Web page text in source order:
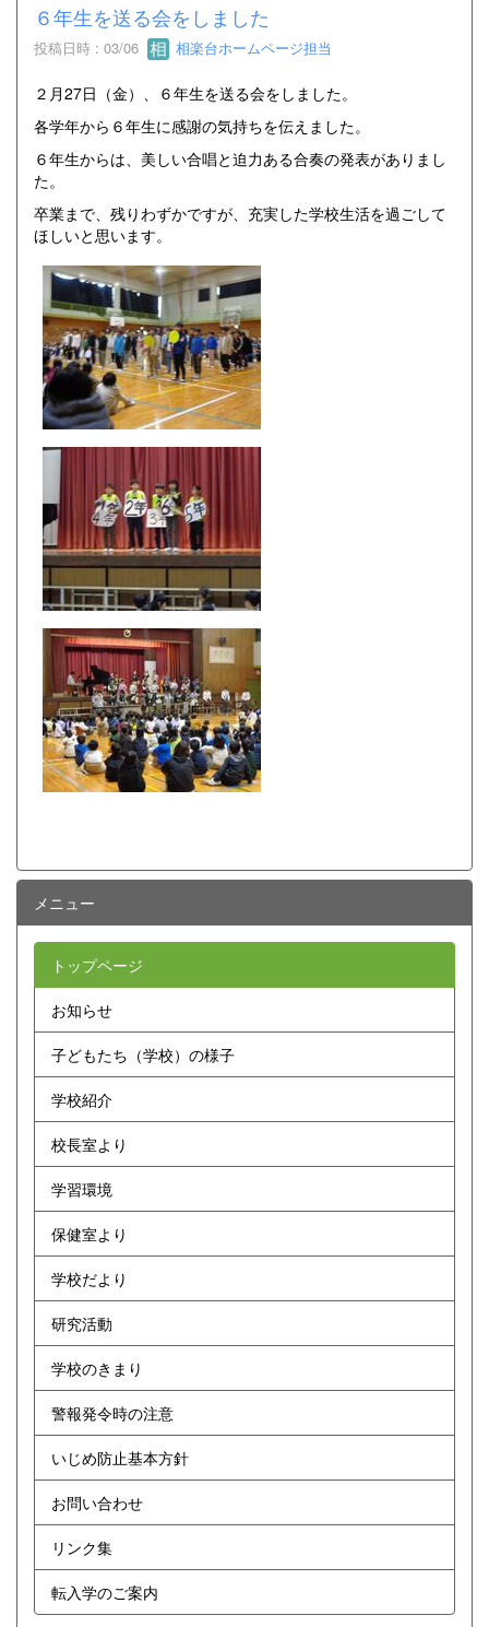
６年生を送る会をしました
投稿日時 : 03/06 相楽台ホームページ担当
２月27日（金）、６年生を送る会をしました。
各学年から６年生に感謝の気持ちを伝えました。
６年生からは、美しい合唱と迫力ある合奏の発表がありまし
た。
卒業まで、残りわずかですが、充実した学校生活を過ごして
ほしいと思います。
メニュー
トップページ
お知らせ
子どもたち（学校）の様子
学校紹介
校長室より
学習環境
保健室より
学校だより
研究活動
学校のきまり
警報発令時の注意
いじめ防止基本方針
お問い合わせ
リンク集
転入学のご案内